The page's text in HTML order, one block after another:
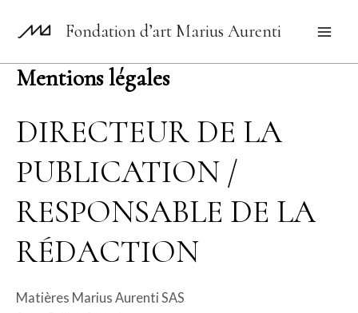
Fondation d’art Marius Aurenti
Mentions légales
DIRECTEUR DE LA
PUBLICATION /
RESPONSABLE DE LA
RÉDACTION
Matières Marius Aurenti SAS